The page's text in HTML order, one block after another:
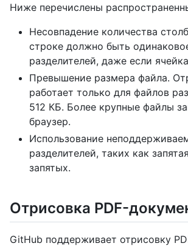
Ниже перечислены
Несовпадение количества
строке должно быть
разделителей, даже если
Превышение размера файла.
работает только для файлов
512 КБ. Более крупные файлы
браузер.
Использование
разделителей, таких как
запятых.
Отрисовка PDF-
GitHub поддерживает отрисовку